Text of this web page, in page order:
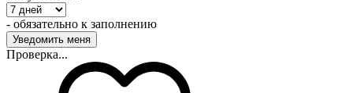
- обязательно к заполнению
Проверка...